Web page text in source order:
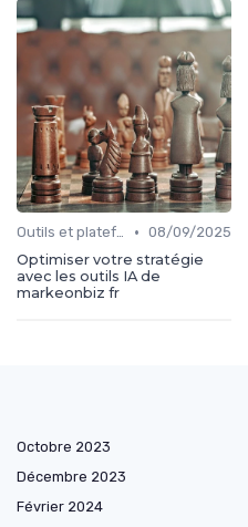
Outils et plateformes • 08/09/2025
Optimiser votre stratégie
avec les outils IA de
markeonbiz fr
Octobre 2023
Décembre 2023
Février 2024